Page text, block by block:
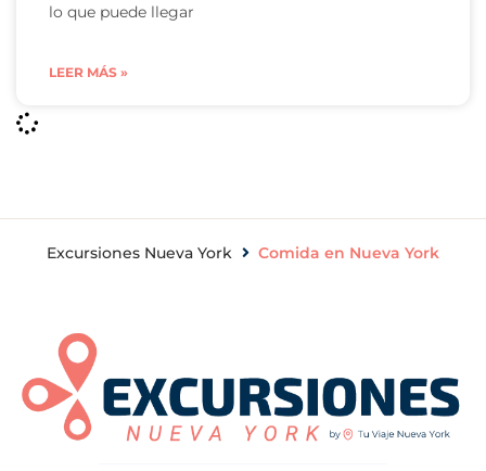
lo que puede llegar
LEER MÁS »
Excursiones Nueva York Comida en Nueva York